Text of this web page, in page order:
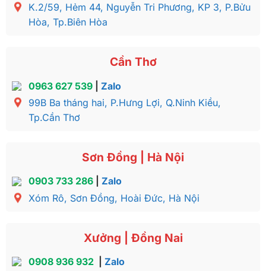
K.2/59, Hẻm 44, Nguyễn Tri Phương, KP 3, P.Bửu
Hòa, Tp.Biên Hòa
Cần Thơ
0963 627 539| Zalo
99B Ba tháng hai, P.Hưng Lợi, Q.Ninh Kiều,
Tp.Cần Thơ
Sơn Đồng | Hà Nội
0903 733 286| Zalo
Xóm Rô, Sơn Đồng, Hoài Đức, Hà Nội
Xưởng | Đồng Nai
0908 936 932
Zalo